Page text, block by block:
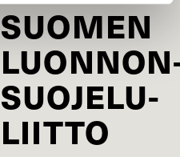
SUOMEN
SUOJELU­
LIITTO